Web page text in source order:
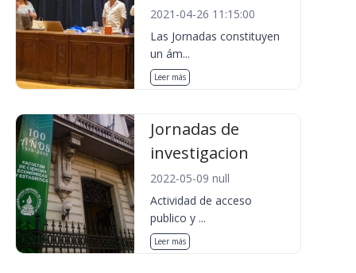
2021-04-26 11:15:00
Las Jornadas constituyen
un ám...
Leer más
Jornadas de
investigacion
2022-05-09 null
Actividad de acceso
publico y ...
Leer más